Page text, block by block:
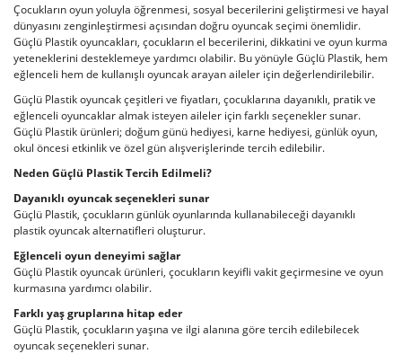
Çocukların oyun yoluyla öğrenmesi, sosyal becerilerini geliştirmesi ve hayal
dünyasını zenginleştirmesi açısından doğru oyuncak seçimi önemlidir.
Güçlü Plastik oyuncakları, çocukların el becerilerini, dikkatini ve oyun kurma
yeteneklerini desteklemeye yardımcı olabilir. Bu yönüyle Güçlü Plastik, hem
eğlenceli hem de kullanışlı oyuncak arayan aileler için değerlendirilebilir.
Güçlü Plastik oyuncak çeşitleri ve fiyatları, çocuklarına dayanıklı, pratik ve
eğlenceli oyuncaklar almak isteyen aileler için farklı seçenekler sunar.
Güçlü Plastik ürünleri; doğum günü hediyesi, karne hediyesi, günlük oyun,
okul öncesi etkinlik ve özel gün alışverişlerinde tercih edilebilir.
Neden Güçlü Plastik Tercih Edilmeli?
Dayanıklı oyuncak seçenekleri sunar
Güçlü Plastik, çocukların günlük oyunlarında kullanabileceği dayanıklı
plastik oyuncak alternatifleri oluşturur.
Eğlenceli oyun deneyimi sağlar
Güçlü Plastik oyuncak ürünleri, çocukların keyifli vakit geçirmesine ve oyun
kurmasına yardımcı olabilir.
Farklı yaş gruplarına hitap eder
Güçlü Plastik, çocukların yaşına ve ilgi alanına göre tercih edilebilecek
oyuncak seçenekleri sunar.